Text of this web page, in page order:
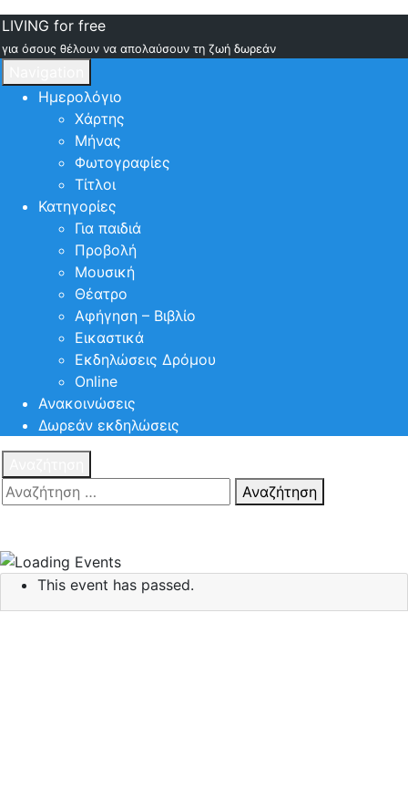
LIVING for free
για όσους θέλουν να απολαύσουν τη ζωή δωρεάν
Ημερολόγιο
Χάρτης
Μήνας
Φωτογραφίες
Τίτλοι
Κατηγορίες
Για παιδιά
Προβολή
Μουσική
Θέατρο
Αφήγηση – Βιβλίο
Εικαστικά
Εκδηλώσεις Δρόμου
Online
Ανακοινώσεις
Δωρεάν εκδηλώσεις
Αναζήτηση
This event has passed.